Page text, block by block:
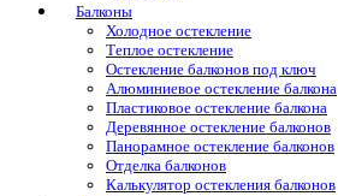
Балконы
Холодное остекление
Теплое остекление
Остекление балконов под ключ
Алюминиевое остекление балкона
Пластиковое остекление балкона
Деревянное остекление балконов
Панорамное остекление балконов
Отделка балконов
Калькулятор остекления балконов